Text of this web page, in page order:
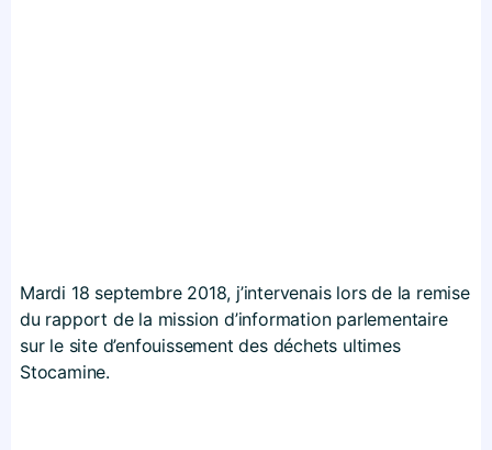
Mardi 18 septembre 2018, j’intervenais lors de la remise
du rapport de la mission d’information parlementaire
sur le site d’enfouissement des déchets ultimes
Stocamine.